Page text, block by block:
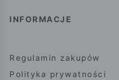
INFORMACJE
Regulamin zakupów
Polityka prywatności